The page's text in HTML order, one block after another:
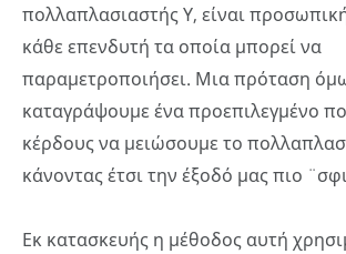
πολλαπλασιαστής Υ, είναι
κάθε επενδυτή τα οποία μπορεί να
παραμετροποιήσει. Μια πρόταση
καταγράψουμε ένα προεπιλεγμένο
κέρδους να μειώσουμε το
κάνοντας έτσι την έξοδό μας πιο
Εκ κατασκευής η μέθοδος αυτή